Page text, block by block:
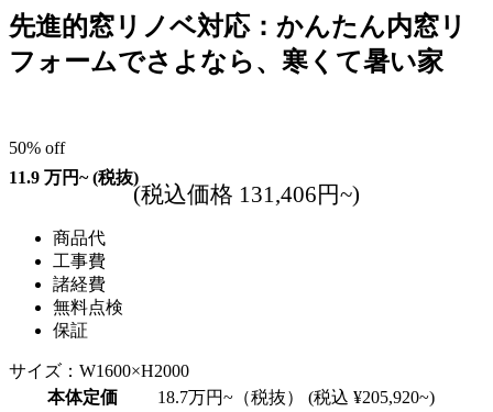
先進的窓リノベ対応：かんたん内窓リ
フォームでさよなら、寒くて暑い家
50% off
11.9 万円~(税抜)
(税込価格 131,406円~)
商品代
工事費
諸経費
無料点検
保証
サイズ：W1600×H2000
本体定価
18.7万円~（税抜）
(税込 ¥205,920~)